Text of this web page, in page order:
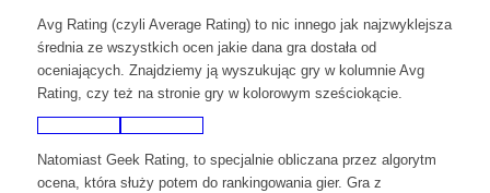
Avg Rating (czyli Average Rating) to nic innego jak najzwyklejsza
średnia ze wszystkich ocen jakie dana gra dostała od
oceniających. Znajdziemy ją wyszukując gry w kolumnie Avg
Rating, czy też na stronie gry w kolorowym sześciokącie.
Natomiast Geek Rating, to specjalnie obliczana przez algorytm
ocena, która służy potem do rankingowania gier. Gra z